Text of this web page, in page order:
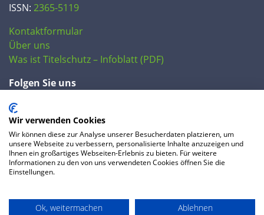
ISSN: 2365-5119
Kontaktformular
Über uns
Was ist Titelschutz – Infoblatt (PDF)
Folgen Sie uns
FAQ
Datenschutzerklärung AGB Preise
Wir verwenden Cookies
Wir können diese zur Analyse unserer Besucherdaten platzieren, um
unsere Webseite zu verbessern, personalisierte Inhalte anzuzeigen und
Ihnen ein großartiges Webseiten-Erlebnis zu bieten. Für weitere
Informationen zu den von uns verwendeten Cookies öffnen Sie die
Einstellungen.
Ok, weitermachen Ablehnen